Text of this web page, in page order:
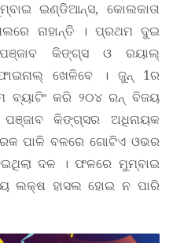
ଇଣ୍ଡିଆନ୍ସ, କୋଲକାତା
ନାହାନ୍ତି । ପ୍ରଥମ ଦୁଇ
କିଙ୍ଗ୍ସ ଓ ରୟାଲ୍
ଖେଳିବେ । ଜୁନ୍ 1ର
ବ୍ୟାଟିଂ କରି ୨୦୪ ରନ୍ ବିଜୟ
କିଙ୍ଗ୍ସର ଅଧିନାୟକ
ପାଳି ବଳରେ ଗୋଟିଏ ଓଭର
ଦଳ । ଫଳରେ ମୁମ୍ବାଇ
ହାସଲ ହୋଇ ନ ପାରି